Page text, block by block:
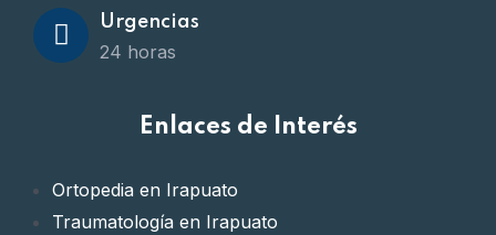
Urgencias
24 horas
Enlaces de Interés
Ortopedia en Irapuato
Traumatología en Irapuato